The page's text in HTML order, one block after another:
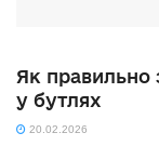
Як правильно
у бутлях
20.02.2026